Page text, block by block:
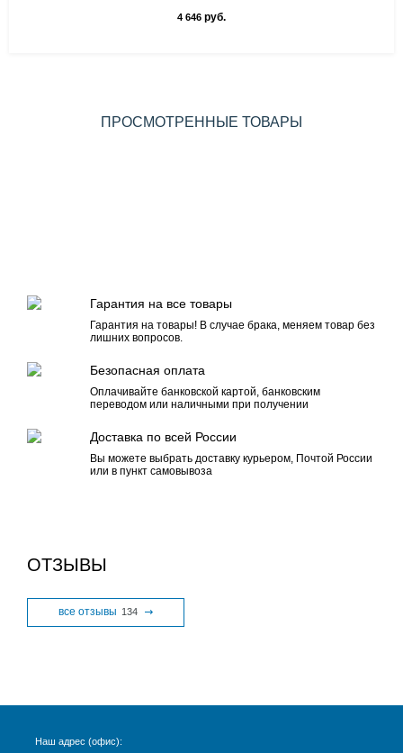
4 646 руб.
ПРОСМОТРЕННЫЕ ТОВАРЫ
Гарантия на все товары
Гарантия на товары! В случае брака, меняем товар без
лишних вопросов.
Безопасная оплата
Оплачивайте банковской картой, банковским
переводом или наличными при получении
Доставка по всей России
Вы можете выбрать доставку курьером, Почтой России
или в пункт самовывоза
ОТЗЫВЫ
все отзывы 134
Наш адрес (офис):